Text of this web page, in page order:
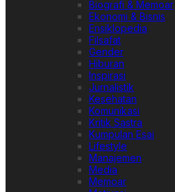
Biografi & Memoar
Ekonomi & Bisnis
Ensiklopedia
Filsafat
Gender
Hiburan
Inspirasi
Jurnalistik
Kesehatan
Komunikasi
Kritik Sastra
Kumpulan Esai
Lifestyle
Manajemen
Media
Memoar